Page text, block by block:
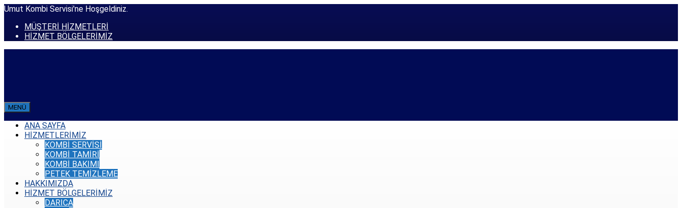
Umut Kombi Servisi'ne Hoşgeldiniz.
MÜŞTERİ HİZMETLERİ
HİZMET BÖLGELERİMİZ
MENÜ
ANA SAYFA
HİZMETLERİMİZ
KOMBİ SERVİSİ
KOMBİ TAMİRİ
KOMBİ BAKIMI
PETEK TEMİZLEME
HAKKIMIZDA
HİZMET BÖLGELERİMİZ
DARICA